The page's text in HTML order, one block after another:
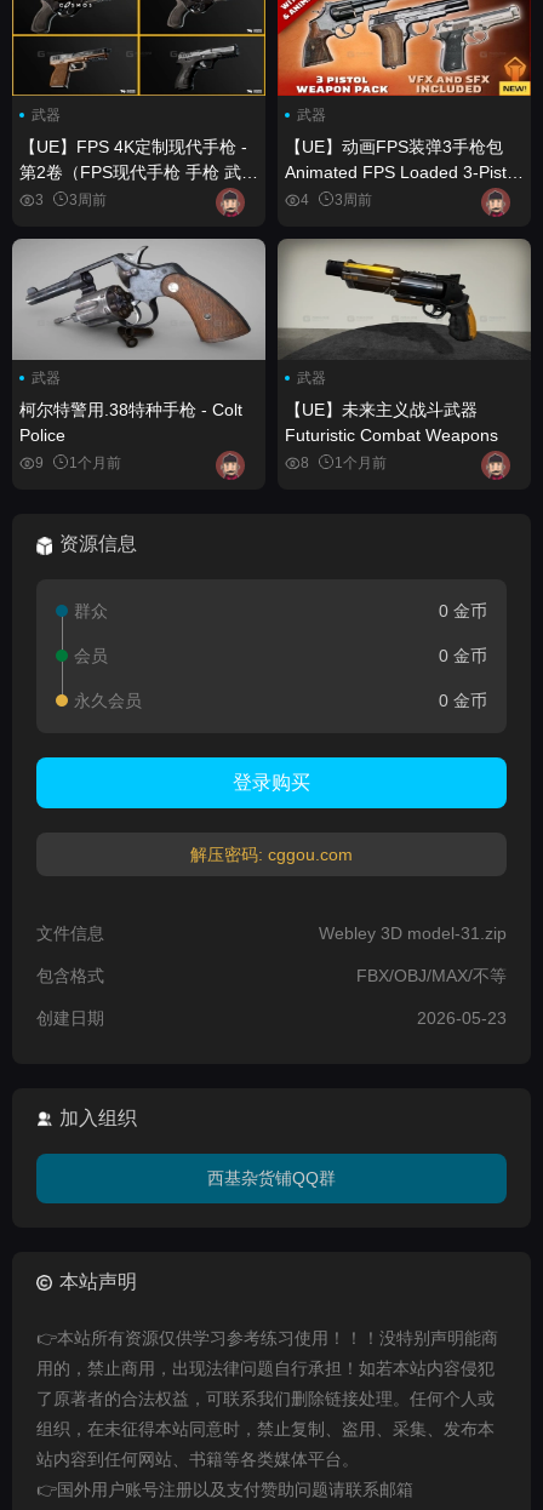
武器
【UE】FPS 4K定制现代手枪 -
第2卷（FPS现代手枪 手枪 武
器） FPS 4K Custom Modern
Modern Handguns Handgun
Weapon )
3 3周前
武器
【UE】动画FPS装弹3手枪包
Animated FPS Loaded 3-Pistol
Guns Pack
4 3周前
武器
柯尔特警用.38特种手枪 - Colt
Police
9 1个月前
武器
【UE】未来主义战斗武器
Futuristic Combat Weapons
8 1个月前
资源信息
群众 0 金币
会员 0 金币
永久会员 0 金币
登录购买
解压密码: cggou.com
文件信息 Webley 3D model-31.zip
包含格式 FBX/OBJ/MAX/不等
创建日期 2026-05-23
加入组织
西基杂货铺QQ群
本站声明
👉本站所有资源仅供学习参考练习使用！！！没特别声明能商
用的，禁止商用，出现法律问题自行承担！如若本站内容侵犯
了原著者的合法权益，可联系我们删除链接处理。任何个人或
组织，在未征得本站同意时，禁止复制、盗用、采集、发布本
站内容到任何网站、书籍等各类媒体平台。
👉国外用户账号注册以及支付赞助问题请联系邮箱